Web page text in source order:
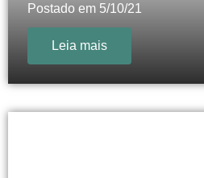
Postado em 5/10/21
Leia mais